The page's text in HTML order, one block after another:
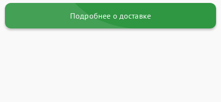
Подробнее о доставке